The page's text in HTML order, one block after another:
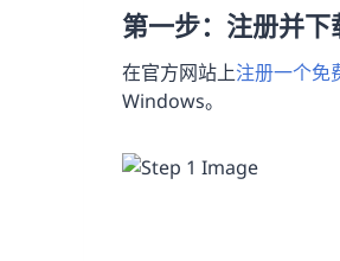
第一步：注册并下
在官方网站上注册一个免
Windows。